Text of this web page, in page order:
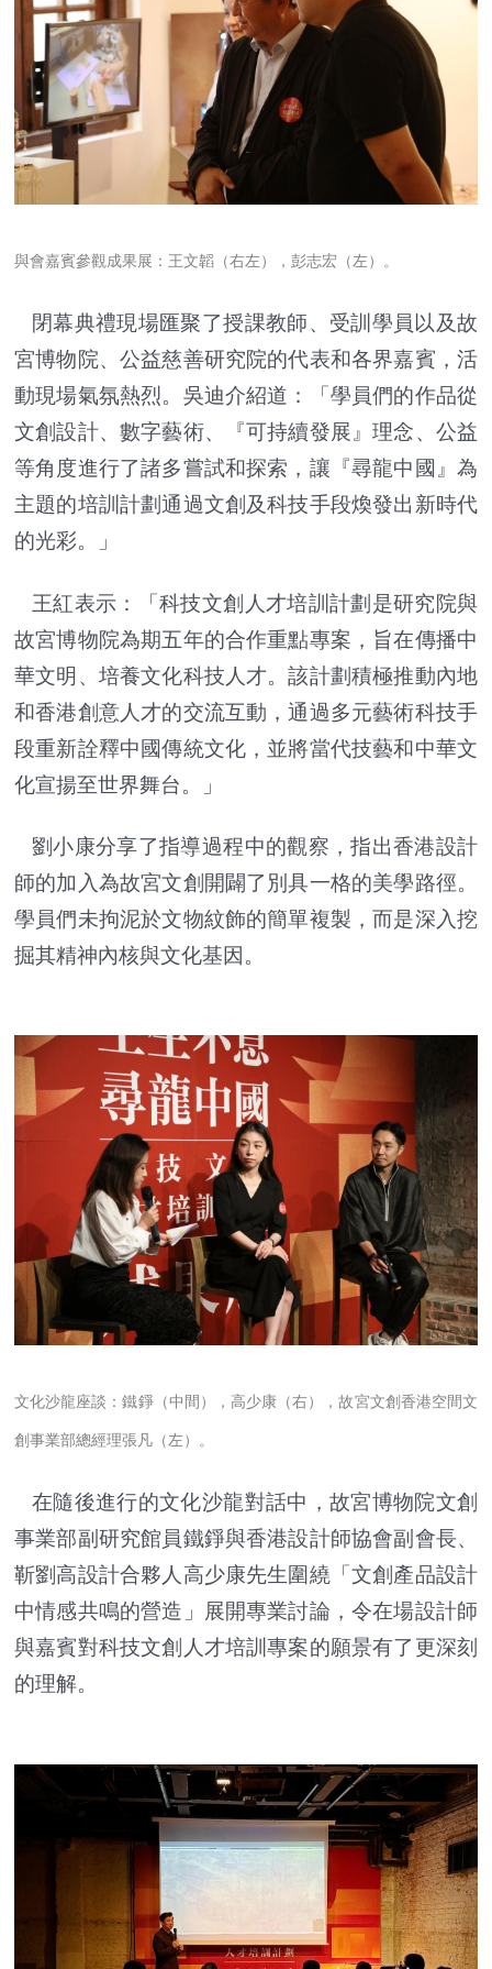
與會嘉賓參觀成果展：王文韜（右左），彭志宏（左）。
閉幕典禮現場匯聚了授課教師、受訓學員以及故
宮博物院、公益慈善研究院的代表和各界嘉賓，活
動現場氣氛熱烈。吳迪介紹道：「學員們的作品從
文創設計、數字藝術、『可持續發展』理念、公益
等角度進行了諸多嘗試和探索，讓『尋龍中國』為
主題的培訓計劃通過文創及科技手段煥發出新時代
的光彩。」
王紅表示：「科技文創人才培訓計劃是研究院與
故宮博物院為期五年的合作重點專案，旨在傳播中
華文明、培養文化科技人才。該計劃積極推動內地
和香港創意人才的交流互動，通過多元藝術科技手
段重新詮釋中國傳統文化，並將當代技藝和中華文
化宣揚至世界舞台。」
劉小康分享了指導過程中的觀察，指出香港設計
師的加入為故宮文創開闢了別具一格的美學路徑。
學員們未拘泥於文物紋飾的簡單複製，而是深入挖
掘其精神內核與文化基因。
文化沙龍座談：鐵錚（中間），高少康（右），故宮文創香港空間文
創事業部總經理張凡（左）。
在隨後進行的文化沙龍對話中，故宮博物院文創
事業部副研究館員鐵錚與香港設計師協會副會長、
靳劉高設計合夥人高少康先生圍繞「文創產品設計
中情感共鳴的營造」展開專業討論，令在場設計師
與嘉賓對科技文創人才培訓專案的願景有了更深刻
的理解。